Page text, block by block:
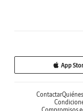
App
Contactar